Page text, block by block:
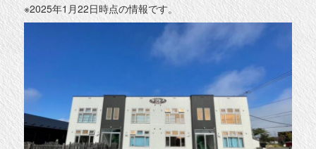
※2025年1月22日時点の情報です。